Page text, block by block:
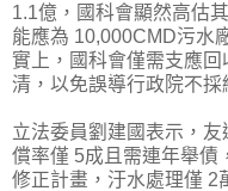
1.1億，國科會顯然高估
能應為 10,000CMD污水
實上，國科會僅需支應
清，以免誤導行政院不採
立法委員劉建國表示，
償率僅 5成且需連年舉債
修正計畫，汙水處理僅 2